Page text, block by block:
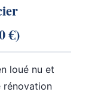
€)
loué nu et
rénovation